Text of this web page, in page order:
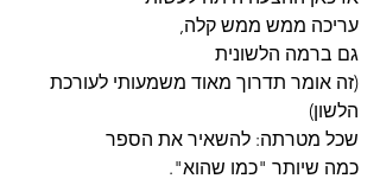
עריכה ממש ממש קלה,
גם ברמה הלשונית
(זה אומר תדרוך מאוד משמעותי לעורכת
הלשון)
שכל מטרתה: להשאיר את הספר
כמה שיותר "כמו שהוא".